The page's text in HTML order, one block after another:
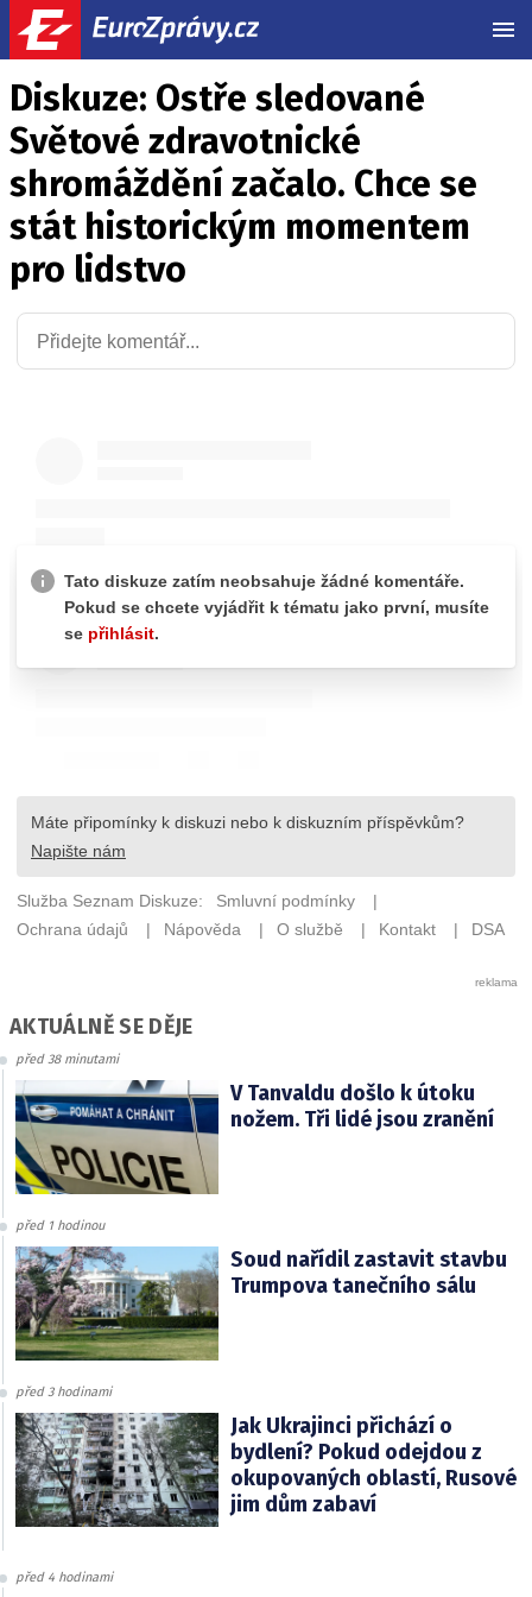
Diskuze: Ostře sledované
Světové zdravotnické
shromáždění začalo. Chce se
stát historickým momentem
pro lidstvo
AKTUÁLNĚ SE DĚJE
před 38 minutami
V Tanvaldu došlo k útoku
nožem. Tři lidé jsou zranění
před 1 hodinou
Soud nařídil zastavit stavbu
Trumpova tanečního sálu
před 3 hodinami
Jak Ukrajinci přichází o
bydlení? Pokud odejdou z
okupovaných oblastí, Rusové
jim dům zabaví
před 4 hodinami